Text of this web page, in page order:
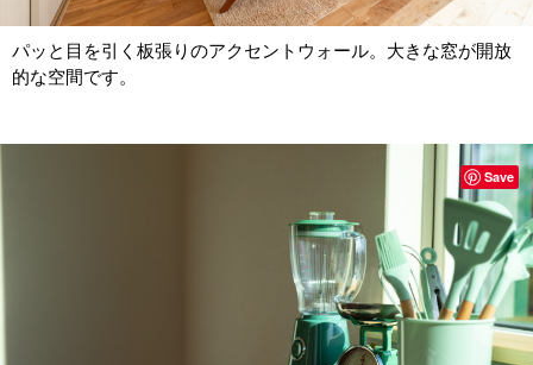
パッと目を引く板張りのアクセントウォール。大きな窓が開放
的な空間です。
Save